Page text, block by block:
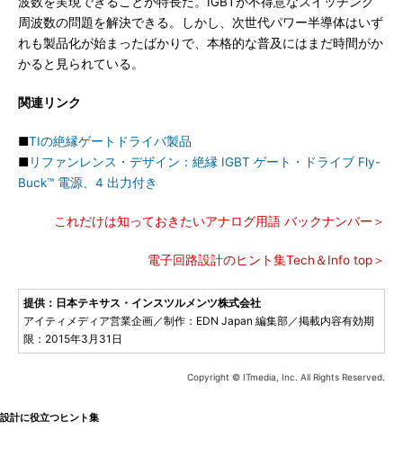
周波数の問題を解決できる。しかし、次世代パワー半導体はいず
れも製品化が始まったばかりで、本格的な普及にはまだ時間がか
かると見られている。
関連リンク
■TIの絶縁ゲートドライバ製品
■リファンレンス・デザイン：絶縁 IGBT ゲート・ドライブ Fly-
Buck™ 電源、4 出力付き
これだけは知っておきたいアナログ用語 バックナンバー＞
電子回路設計のヒント集Tech＆Info top＞
提供：日本テキサス・インスツルメンツ株式会社
アイティメディア営業企画／制作：EDN Japan 編集部／掲載内容有効期
限：2015年3月31日
Copyright © ITmedia, Inc. All Rights Reserved.
設計に役立つヒント集